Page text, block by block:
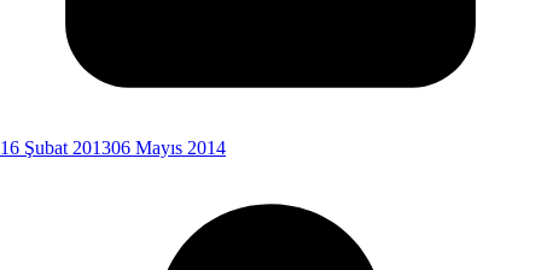
16 Şubat 201306 Mayıs 2014